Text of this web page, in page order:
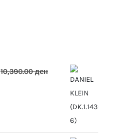
10,390.00ден